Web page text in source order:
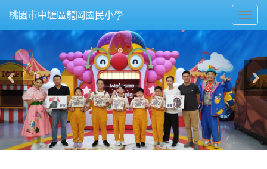
桃園市中壢區龍岡國民小學